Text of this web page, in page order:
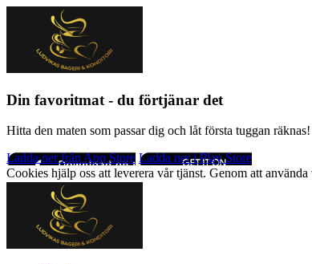
Din favoritmat - du förtjänar det
Hitta den maten som passar dig och låt första tuggan
Ladda ner från App Store Ladda ner i Play Store
Cookies hjälp oss att leverera vår tjänst. Genom att